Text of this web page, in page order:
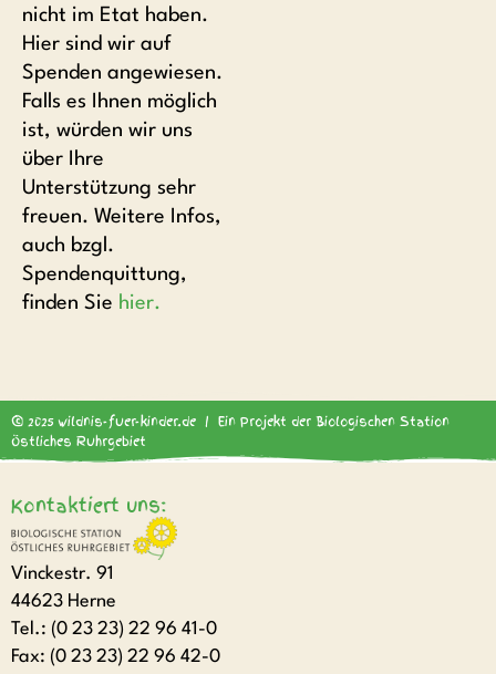
nicht im Etat haben.
Hier sind wir auf
Spenden angewiesen.
Falls es Ihnen möglich
ist, würden wir uns
über Ihre
Unterstützung sehr
freuen. Weitere Infos,
auch bzgl.
Spendenquittung,
finden Sie hier.
© 2025 wildnis-fuer-kinder.de | Ein Projekt der Biologischen Station
Östliches Ruhrgebiet
Kontaktiert uns:
Vinckestr. 91
44623 Herne
Tel.: (0 23 23) 22 96 41-0
Fax: (0 23 23) 22 96 42-0